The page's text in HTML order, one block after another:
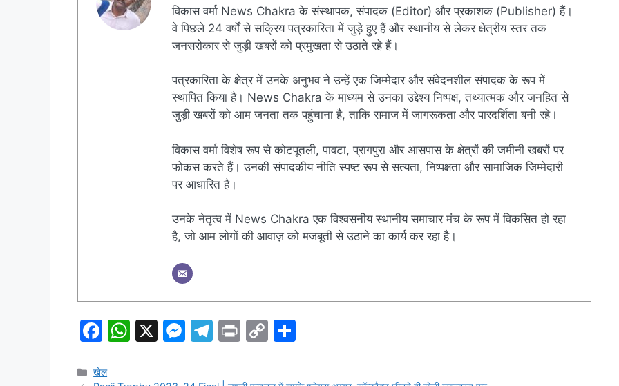
विकास वर्मा News Chakra के संस्थापक, संपादक (Editor) और प्रकाशक (Publisher) हैं।
वे पिछले 24 वर्षों से सक्रिय पत्रकारिता में जुड़े हुए हैं और स्थानीय से लेकर क्षेत्रीय स्तर तक
जनसरोकार से जुड़ी खबरों को प्रमुखता से उठाते रहे हैं।
पत्रकारिता के क्षेत्र में उनके अनुभव ने उन्हें एक जिम्मेदार और संवेदनशील संपादक के रूप में
स्थापित किया है। News Chakra के माध्यम से उनका उद्देश्य निष्पक्ष, तथ्यात्मक और जनहित से
जुड़ी खबरों को आम जनता तक पहुंचाना है, ताकि समाज में जागरूकता और पारदर्शिता बनी रहे।
विकास वर्मा विशेष रूप से कोटपूतली, पावटा, प्रागपुरा और आसपास के क्षेत्रों की जमीनी खबरों पर
फोकस करते हैं। उनकी संपादकीय नीति स्पष्ट रूप से सत्यता, निष्पक्षता और सामाजिक जिम्मेदारी
पर आधारित है।
उनके नेतृत्व में News Chakra एक विश्वसनीय स्थानीय समाचार मंच के रूप में विकसित हो रहा
है, जो आम लोगों की आवाज़ को मजबूती से उठाने का कार्य कर रहा है।
F
c
W X
M T
e
Pr C
p
ar
Categories
खेल